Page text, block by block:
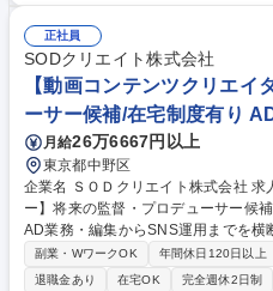
設定、出張手配、訪日外国人を含む
取り纏め・他部/外部との調整・月次
動・着任サポート等
正社員
SODクリエイト株式会社
【動画コンテンツクリエイ
ーサー候補/在宅制度有り
月給26万6667円以上
東京都中野区
企業名 ＳＯＤクリエイト株式会社 求人名 【動画コンテンツクリエイタ
ー】将来の監督・プロデューサー候補/在宅制度有り
AD業務・編集からSNS運用までを横
ーケティングの両視点を持つ「次世
だきます。以下業務詳細となります。 ■制作実務： AD業務（現場サポー
副業・WワークOK 年間休日120日以上
退職金あり
在宅OK 完全週休2日制